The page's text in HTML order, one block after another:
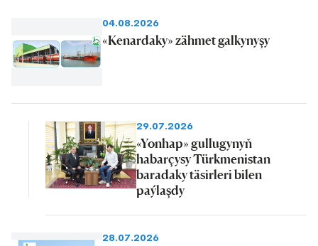
04.08.2026
«Kenardaky» zähmet galkynyşy
29.07.2026
«Yonhap» gullugynyň
habarçysy Türkmenistan
baradaky täsirleri bilen
paýlaşdy
28.07.2026